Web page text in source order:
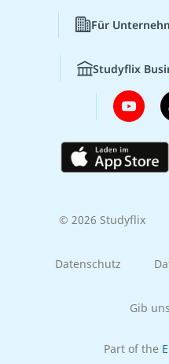
Für
Studyflix
© 2026 Studyflix
Datenschutz
Gib
Part of the